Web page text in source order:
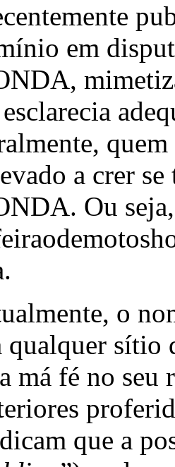
em
a crer
Ou
o
qualquer
má fé no seu
que a